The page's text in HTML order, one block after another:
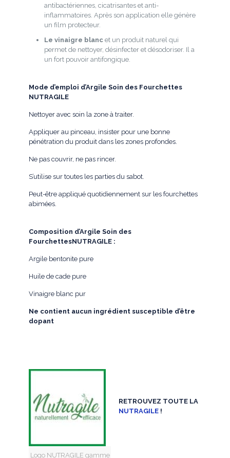
antibactériennes, cicatrisantes et anti-
inflammatoires. Après son application elle génère
un film protecteur.
Le vinaigre blanc et un produit naturel qui
permet de nettoyer, désinfecter et désodoriser. Il a
un fort pouvoir antifongique.
Mode d’emploi d’Argile Soin des Fourchettes
NUTRAGILE
Nettoyer avec soin la zone à traiter.
Appliquer au pinceau, insister pour une bonne
pénétration du produit dans les zones profondes.
Ne pas couvrir, ne pas rincer.
S’utilise sur toutes les parties du sabot.
Peut-être appliqué quotidiennement sur les fourchettes
abimées.
Composition d’Argile Soin des
FourchettesNUTRAGILE :
Argile bentonite pure
Huile de cade pure
Vinaigre blanc pur
Ne contient aucun ingrédient susceptible d’être
dopant
Logo NUTRAGILE gamme
RETROUVEZ TOUTE LA
NUTRAGILE !